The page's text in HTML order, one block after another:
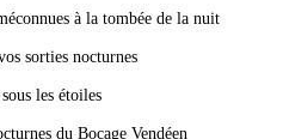
à la tombée de la nuit
sorties nocturnes
les étoiles
du Bocage Vendéen